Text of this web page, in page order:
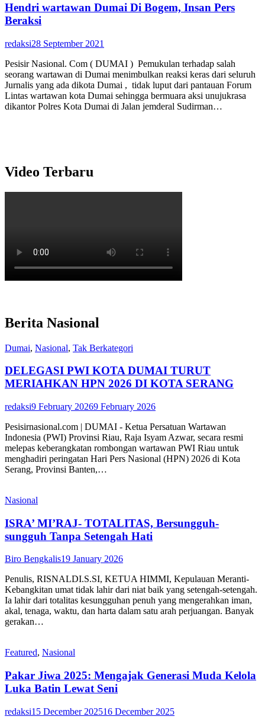
Hendri wartawan Dumai Di Bogem, Insan Pers
Beraksi
redaksi28 September 2021
Pesisir Nasional. Com ( DUMAI ) Pemukulan terhadap salah
seorang wartawan di Dumai menimbulkan reaksi keras dari seluruh
Jurnalis yang ada dikota Dumai , tidak luput dari pantauan Forum
Lintas wartawan kota Dumai sehingga bermuara aksi unujukrasa
dikantor Polres Kota Dumai di Jalan jemderal Sudirman…
Video Terbaru
Berita Nasional
Dumai, Nasional, Tak Berkategori
DELEGASI PWI KOTA DUMAI TURUT
MERIAHKAN HPN 2026 DI KOTA SERANG
redaksi9 February 20269 February 2026
Pesisirnasional.com | DUMAI - Ketua Persatuan Wartawan
Indonesia (PWI) Provinsi Riau, Raja Isyam Azwar, secara resmi
melepas keberangkatan rombongan wartawan PWI Riau untuk
menghadiri peringatan Hari Pers Nasional (HPN) 2026 di Kota
Serang, Provinsi Banten,…
Nasional
ISRA’ MI’RAJ- TOTALITAS, Bersungguh-
sungguh Tanpa Setengah Hati
Biro Bengkalis19 January 2026
Penulis, RISNALDI.S.SI, KETUA HIMMI, Kepulauan Meranti-
Kebangkitan umat tidak lahir dari niat baik yang setengah-setengah.
Ia lahir dari totalitas kesungguhan penuh yang mengerahkan iman,
akal, tenaga, waktu, dan harta dalam satu arah perjuangan. Banyak
gerakan…
Featured, Nasional
Pakar Jiwa 2025: Mengajak Generasi Muda Kelola
Luka Batin Lewat Seni
redaksi15 December 202516 December 2025